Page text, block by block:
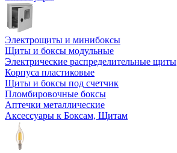
Электрощиты и минибоксы
Щиты и боксы модульные
Электрические распределительные щиты
Корпуса пластиковые
Щиты и боксы под счетчик
Пломбировочные боксы
Аптечки металлические
Аксессуары к Боксам, Щитам